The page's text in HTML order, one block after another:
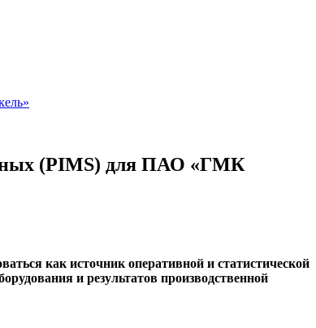
(PIMS) для ПАО «ГМК
как источник оперативной и статистической
и результатов производственной